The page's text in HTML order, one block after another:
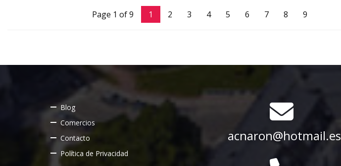
Page 1 of 9 1 2 3 4 5 6 7 8 9
Blog
Comercios
Contacto
Política de Privacidad
acnaron@hotmail.es